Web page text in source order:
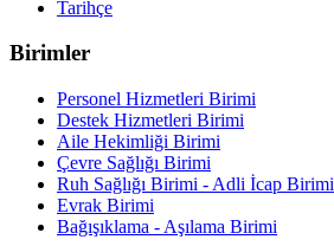
Tarihçe
Birimler
Personel Hizmetleri Birimi
Destek Hizmetleri Birimi
Aile Hekimliği Birimi
Çevre Sağlığı Birimi
Ruh Sağlığı Birimi - Adli İcap Birimi
Evrak Birimi
Bağışıklama - Aşılama Birimi